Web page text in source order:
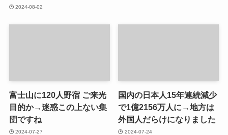
2024-08-02
富士山に120人野宿 ご来光
目的か→迷惑この上ない集
団ですね
2024-07-27
国内の日本人15年連続減少
で1億2156万人に→地方は
外国人だらけになりました
2024-07-24